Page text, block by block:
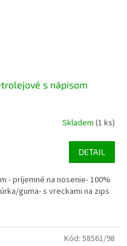
s nápisom
Skladem (1 ks)
DETAIL
- príjemné na nosenie- 100%
guma- s vreckami na zips
Kód: 58561/98